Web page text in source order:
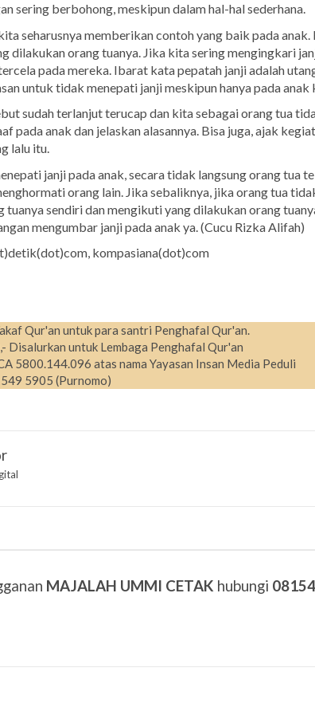
sering berbohong, meskipun dalam hal-hal sederhana.
seharusnya memberikan contoh yang baik pada anak.
dilakukan orang tuanya. Jika kita sering mengingkari
pada mereka. Ibarat kata pepatah janji adalah
untuk tidak menepati janji meskipun hanya pada anak
sudah terlanjut terucap dan kita sebagai orang tua
pada anak dan jelaskan alasannya. Bisa juga, ajak
lalu itu.
janji pada anak, secara tidak langsung orang tua
orang lain. Jika sebaliknya, jika orang tua
tuanya sendiri dan mengikuti yang dilakukan orang
mengumbar janji pada anak ya. (Cucu Rizka Alifah)
kompasiana(dot)com
Qur'an untuk para santri Penghafal Qur'an.
Disalurkan untuk Lembaga Penghafal Qur'an
5800.144.096 atas nama Yayasan Insan Media Peduli
5905 (Purnomo)
MAJALAH UMMI CETAK hubungi